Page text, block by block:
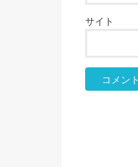
サイト